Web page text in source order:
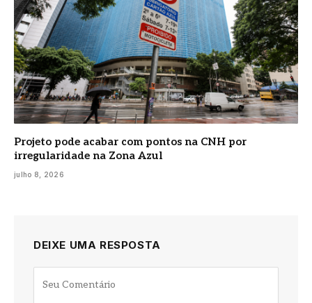
Projeto pode acabar com pontos na CNH por
irregularidade na Zona Azul
julho 8, 2026
DEIXE UMA RESPOSTA